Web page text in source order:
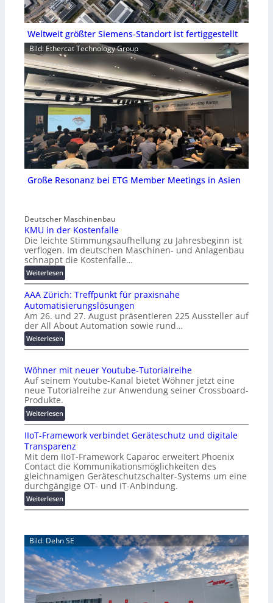
Weltweit größter Siemens-Standort ist fertiggestellt
Bild: Ethercat Technology Group
Große Resonanz bei ETG Member Meetings in Asien
Deutscher Maschinenbau
KMU in der Kostenfalle
Die leichte Stimmungsaufhellung zu Jahresbeginn ist
verflogen. Im deutschen Maschinen- und Anlagenbau
schnappt die Kostenfalle…
Weiterlesen:
K
M
U
i
n
d
e
K
o
s
e
n
f
a
l
l
e
AAA Zürich: Treffpunkt für praxisnahe
Automatisierungslösungen
Am 26. und 27. August präsentieren 225 Aussteller auf
der All About Automation sowie rund…
Weiterlesen:
A
A
Z
ü
i
c
h
:
T
r
e
f
f
p
n
k
t
f
ü
r
p
Wöhner mit neuer Youtube-Tutorialreihe
Auf seinem Youtube-Kanal bietet Wöhner jetzt eine
neue Tutorialreihe zur Anwendung seiner Crossboard-
Produkte.
Weiterlesen:
W
ö
h
n
e
r
m
i
t
e
u
e
r
Y
o
u
IIoT-Framework verbindet Geräteschutz und digitale
Transparenz
Mit dem IIoT-Framework Caparoc erweitert Phoenix
Contact die Kommunikationsmöglichkeiten des
gleichnamigen Geräteschutzschalter-Systems um eine
durchgängige OT- und IT-Anbindung.
Weiterlesen:
I
T
-
F
r
a
m
Bild: Dehn SE